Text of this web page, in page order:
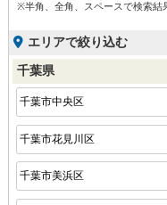
※半角、全角、スペースで検索結
エリアで絞り込む
千葉県
千葉市中央区
千葉市花見川区
千葉市美浜区